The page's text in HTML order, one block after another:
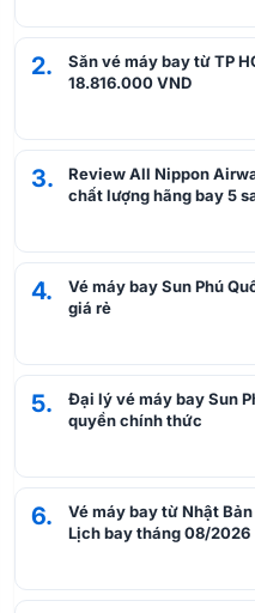
2.
Săn vé máy bay từ TP
18.816.000 VND
3.
Review All Nippon
chất lượng hãng bay 5
4.
Vé máy bay Sun Phú
giá rẻ
5.
Đại lý vé máy bay Sun
quyền chính thức
6.
Vé máy bay từ Nhật
Lịch bay tháng 08/2026